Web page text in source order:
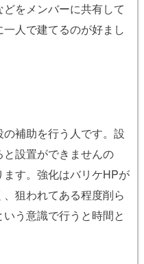
をメンバーに共有して
人で建てるのが好まし
補助を行う人です。 設
設置ができませんの
す。強化はバリケHPが
狙われてある程度削ら
う意識で行うと時間と